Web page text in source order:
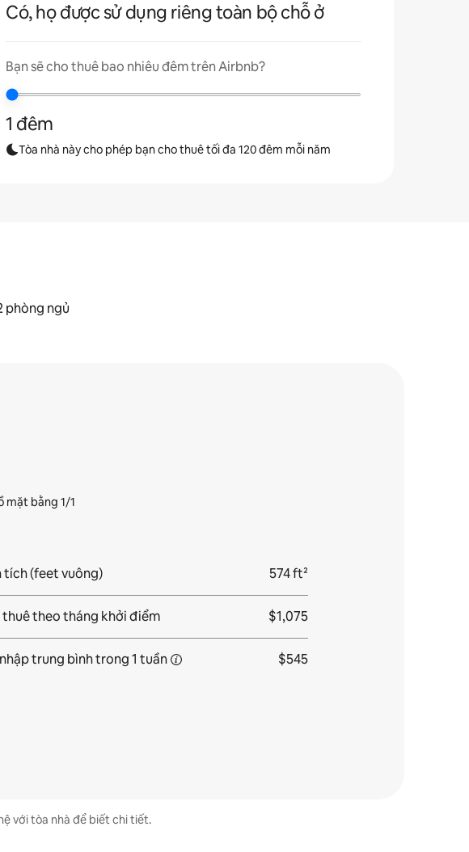
Có, họ được sử dụng riêng toàn bộ chỗ ở
Bạn sẽ cho thuê bao nhiêu đêm trên Airbnb?
1 đêm
Tòa nhà này cho phép bạn cho thuê tối đa 120 đêm mỗi năm
phòng ngủ
mặt bằng 1/1
tích (feet vuông) 574 ft²
thuê theo tháng khởi điểm $1,075
trung bình trong1 tuần $545
với tòa nhà để biết chi tiết.